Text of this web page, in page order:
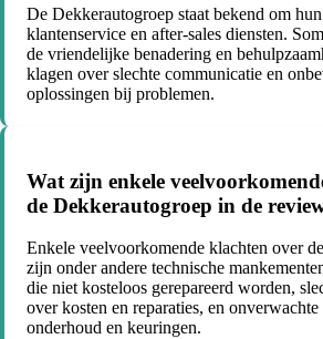
De Dekkerautogroep staat bekend om
klantenservice en after-sales diensten.
de vriendelijke benadering en
klagen over slechte communicatie en
oplossingen bij problemen.
Wat zijn enkele
de Dekkerautogroep in de
Enkele veelvoorkomende klachten over
zijn onder andere technische
die niet kosteloos gerepareerd worden,
over kosten en reparaties, en
onderhoud en keuringen.